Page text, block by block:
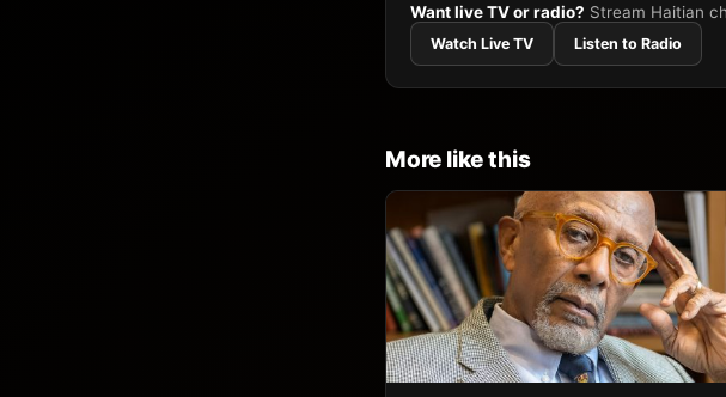
Want live TV or radio? Stream Haitian
Watch Live TV Listen to Radio
More like this